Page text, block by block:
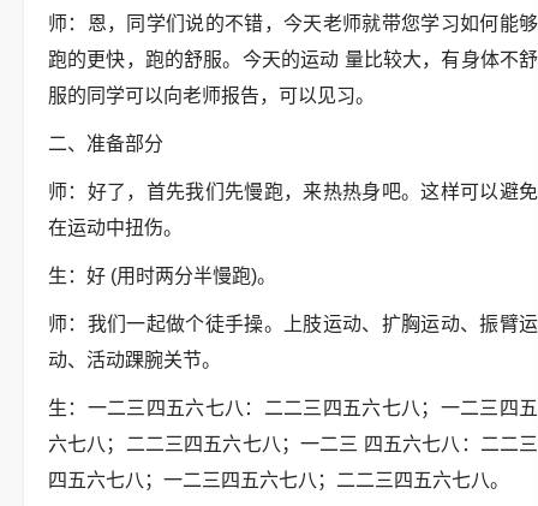
师：恩，同学们说的不错，今天老师就带您学习如何能够
跑的更快，跑的舒服。今天的运动 量比较大，有身体不舒
服的同学可以向老师报告，可以见习。
二、准备部分
师：好了，首先我们先慢跑，来热热身吧。这样可以避免
在运动中扭伤。
生：好 (用时两分半慢跑)。
师：我们一起做个徒手操。上肢运动、扩胸运动、振臂运
动、活动踝腕关节。
生：一二三四五六七八：二二三四五六七八；一二三四五
六七八；二二三四五六七八；一二三 四五六七八：二二三
四五六七八；一二三四五六七八；二二三四五六七八。